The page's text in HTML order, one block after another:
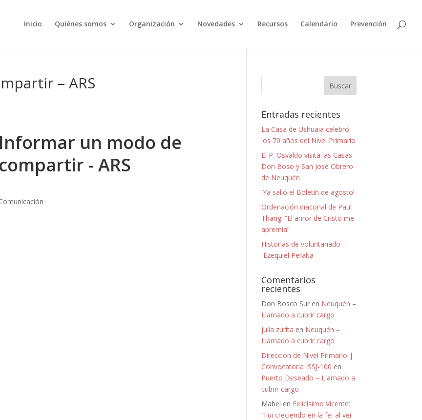
Inicio Quiénes somos Organización Novedades Recursos Calendario Prevención
– ARS
Informar un modo de
compartir - ARS
Entradas recientes
La Casa de Ushuaia celebró
los 70 años del Nivel Primario
El P. Osvaldo visita las Casas
Don Boso y San José Obrero
de Neuquén
¡Ya salió el Boletín de agosto!
Ordenación diaconal de Paul
Thang: “El amor de Cristo me
apremia”
Historias de voluntariado –
Ezequiel Peralta
Comentarios
recientes
Don Bosco Sur en Neuquén –
Llamado a cubrir cargo
julia zurita en Neuquén –
Llamado a cubrir cargo
Dirección de Nivel Primario |
Convocatoria ISSJ-100 en
Puerto Deseado – Llamado a
cubrir cargo
Mabel en Felicísimo Vicente:
“Fui creciendo en la fe, al ver